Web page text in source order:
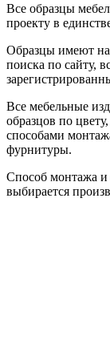
Все образцы
проекту в
Образцы имеют
поиска по сайту,
Все мебельные
образцов по
способами
фурнитуры.
Способ монтажа и
выбирается